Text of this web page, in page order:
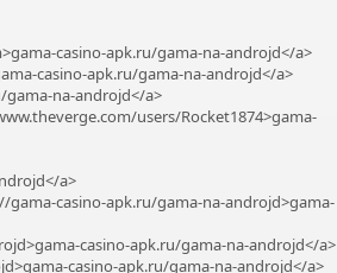
casino-apk.ru/gama-na-androjd</a>
casino-apk.ru/gama-na-androjd</a>
na-androjd</a>
users/Rocket1874>gama-
a>
casino-apk.ru/gama-na-androjd>gama-
casino-apk.ru/gama-na-androjd</a>
casino-apk.ru/gama-na-androjd</a>